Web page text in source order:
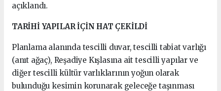
açıklandı.
TARİHİ YAPILAR İÇİN HAT ÇEKİLDİ
Planlama alanında tescilli duvar, tescilli tabiat varlığı
(anıt ağaç), Reşadiye Kışlasına ait tescilli yapılar ve
diğer tescilli kültür varlıklarının yoğun olarak
bulunduğu kesimin korunarak geleceğe taşınması